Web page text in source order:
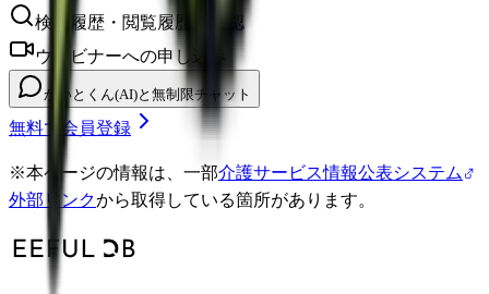
検索履歴・閲覧履歴の確認
ウェビナーへの申し込み
かいとくん(AI)と無制限チャット
無料で会員登録
※本ページの情報は、一部介護サービス情報公表システム
外部リンクから取得している箇所があります。